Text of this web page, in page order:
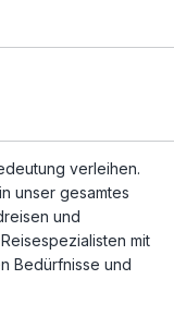
verleihen.
unser gesamtes
und
mit
Bedürfnisse und